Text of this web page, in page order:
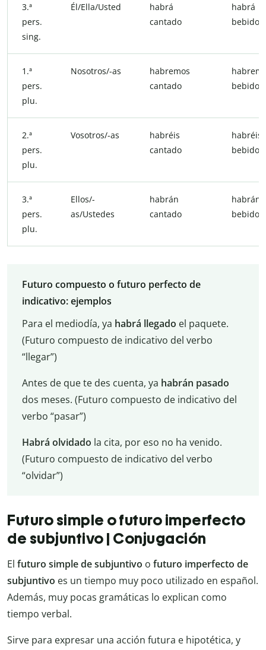
3.ª
pers.
sing.
Él/Ella/Usted
habrá
cantado
habrá
bebido
1.ª
pers.
plu.
Nosotros/-as
habremos
cantado
bebido
2.ª
pers.
plu.
Vosotros/-as
habréis
cantado
habréis
bebido
3.ª
pers.
plu.
Ellos/-
as/Ustedes
habrán
cantado
habrán
bebido
Futuro compuesto o futuro perfecto de
indicativo: ejemplos
Para el mediodía, ya habrá llegado el paquete.
(Futuro compuesto de indicativo del verbo
“llegar”)
Antes de que te des cuenta, ya habrán pasado
dos meses. (Futuro compuesto de indicativo del
verbo “pasar”)
Habrá olvidado la cita, por eso no ha venido.
(Futuro compuesto de indicativo del verbo
“olvidar”)
Futuro simple o futuro imperfecto
de subjuntivo | Conjugación
El futuro simple de subjuntivo o futuro imperfecto de
subjuntivo es un tiempo muy poco utilizado en español.
Además, muy pocas gramáticas lo explican como
tiempo verbal.
Sirve para expresar una acción futura e hipotética, y